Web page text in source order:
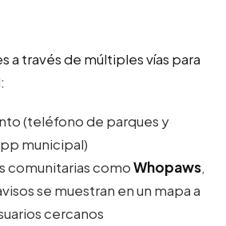
a través de múltiples vías para
(teléfono de parques y
municipal)
comunitarias comoWhopaws,
se muestran en un mapa a
cercanos